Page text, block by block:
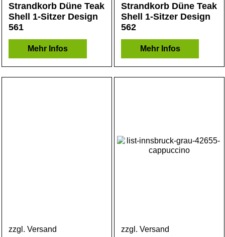
Strandkorb Düne Teak
Shell 1-Sitzer Design
561
Mehr Infos
Strandkorb Düne Teak
Shell 1-Sitzer Design
562
Mehr Infos
zzgl. Versand zzgl. Versand